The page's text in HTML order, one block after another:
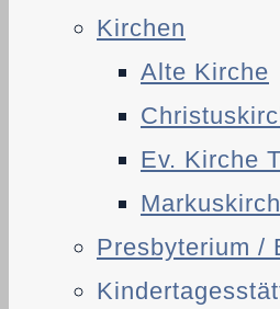
Kirchen
Alte Kirche
Ev. Kirche
Presbyterium /